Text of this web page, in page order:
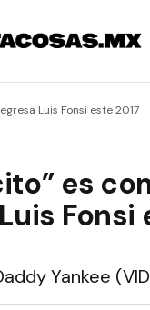
Luis Fonsi este 2017
es
Fonsi
Yankee